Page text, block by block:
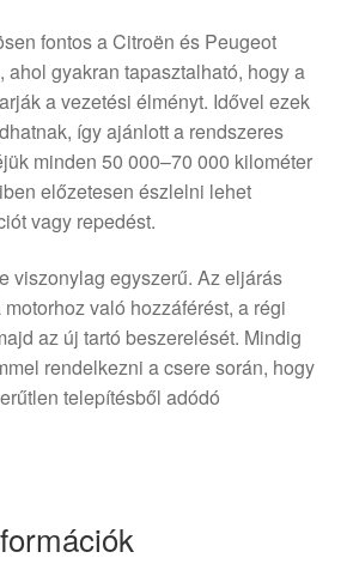
fontos a Citroën és Peugeot
ahol gyakran tapasztalható, hogy a
a vezetési élményt. Idővel ezek
így ajánlott a rendszeres
minden 50 000–70 000 kilométer
előzetesen észlelni lehet
vagy repedést.
viszonylag egyszerű. Az eljárás
való hozzáférést, a régi
az új tartó beszerelését. Mindig
rendelkezni a csere során, hogy
telepítésből adódó